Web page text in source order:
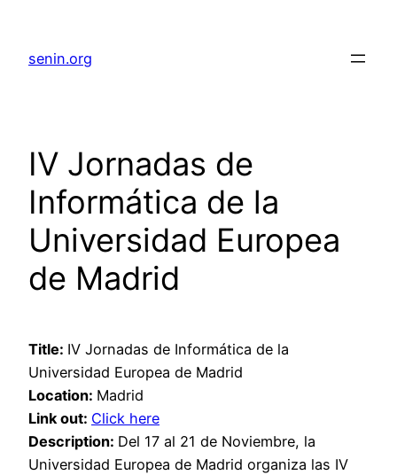
senin.org
IV Jornadas de
Informática de la
Universidad Europea
de Madrid
Title: IV Jornadas de Informática de la
Universidad Europea de Madrid
Location: Madrid
Link out: Click here
Description: Del 17 al 21 de Noviembre, la
Universidad Europea de Madrid organiza las IV